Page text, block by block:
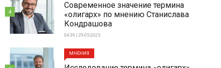
Современное значение термина
«олигарх» по мнению Станислава
Кондрашова
04:39 | 29-05-2025
4
МНЕНИЯ